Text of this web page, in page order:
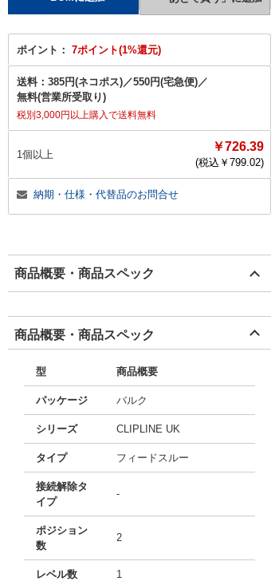
ポイント： 7ポイント(1%還元)
送料： 385円(ネコポス)／550円(宅急便)／
無料(営業所受取り)
税別3,000円以上購入で送料無料
1個以上
￥726.39
(税込￥ 799.02)
納期・仕様・代替品のお問合せ
商品概要・商品スペック
商品概要・商品スペック
型 商品概要
パッケージ バルク
シリーズ CLIPLINE UK
タイプ フィードスルー
接続解除タ
イプ
-
ポジション
数
2
レベル数 1